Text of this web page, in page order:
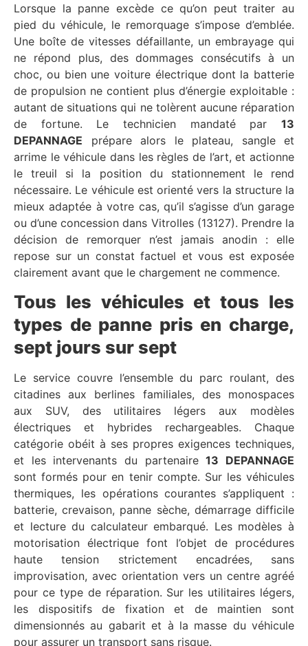
Lorsque la panne excède ce qu’on peut traiter au
pied du véhicule, le remorquage s’impose d’emblée.
Une boîte de vitesses défaillante, un embrayage qui
ne répond plus, des dommages consécutifs à un
choc, ou bien une voiture électrique dont la batterie
de propulsion ne contient plus d’énergie exploitable :
autant de situations qui ne tolèrent aucune réparation
de fortune. Le technicien mandaté par 13
DEPANNAGE prépare alors le plateau, sangle et
arrime le véhicule dans les règles de l’art, et actionne
le treuil si la position du stationnement le rend
nécessaire. Le véhicule est orienté vers la structure la
mieux adaptée à votre cas, qu’il s’agisse d’un garage
ou d’une concession dans Vitrolles (13127). Prendre la
décision de remorquer n’est jamais anodin : elle
repose sur un constat factuel et vous est exposée
clairement avant que le chargement ne commence.
Tous les véhicules et tous les
types de panne pris en charge,
sept jours sur sept
Le service couvre l’ensemble du parc roulant, des
citadines aux berlines familiales, des monospaces
aux SUV, des utilitaires légers aux modèles
électriques et hybrides rechargeables. Chaque
catégorie obéit à ses propres exigences techniques,
et les intervenants du partenaire13 DEPANNAGE
sont formés pour en tenir compte. Sur les véhicules
thermiques, les opérations courantes s’appliquent :
batterie, crevaison, panne sèche, démarrage difficile
et lecture du calculateur embarqué. Les modèles à
motorisation électrique font l’objet de procédures
haute tension strictement encadrées, sans
improvisation, avec orientation vers un centre agréé
pour ce type de réparation. Sur les utilitaires légers,
les dispositifs de fixation et de maintien sont
dimensionnés au gabarit et à la masse du véhicule
pour assurer un transport sans risque.